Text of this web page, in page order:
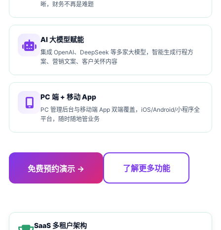
晰，财务不再是难题
AI 大模型赋能
集成 OpenAI、DeepSeek 等多家大模型，智能生成行程方
案、营销文案、客户关怀内容
PC 端 + 移动 App
PC 管理后台与移动端 App 双端覆盖，iOS/Android/小程序全
平台，随时随地管业务
免费预约演示 → 了解更多功能
SaaS 多租户架构